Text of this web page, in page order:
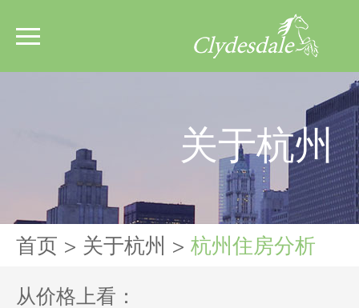
关于杭州
首页 > 关于杭州 > 杭州住房分析
从价格上看：